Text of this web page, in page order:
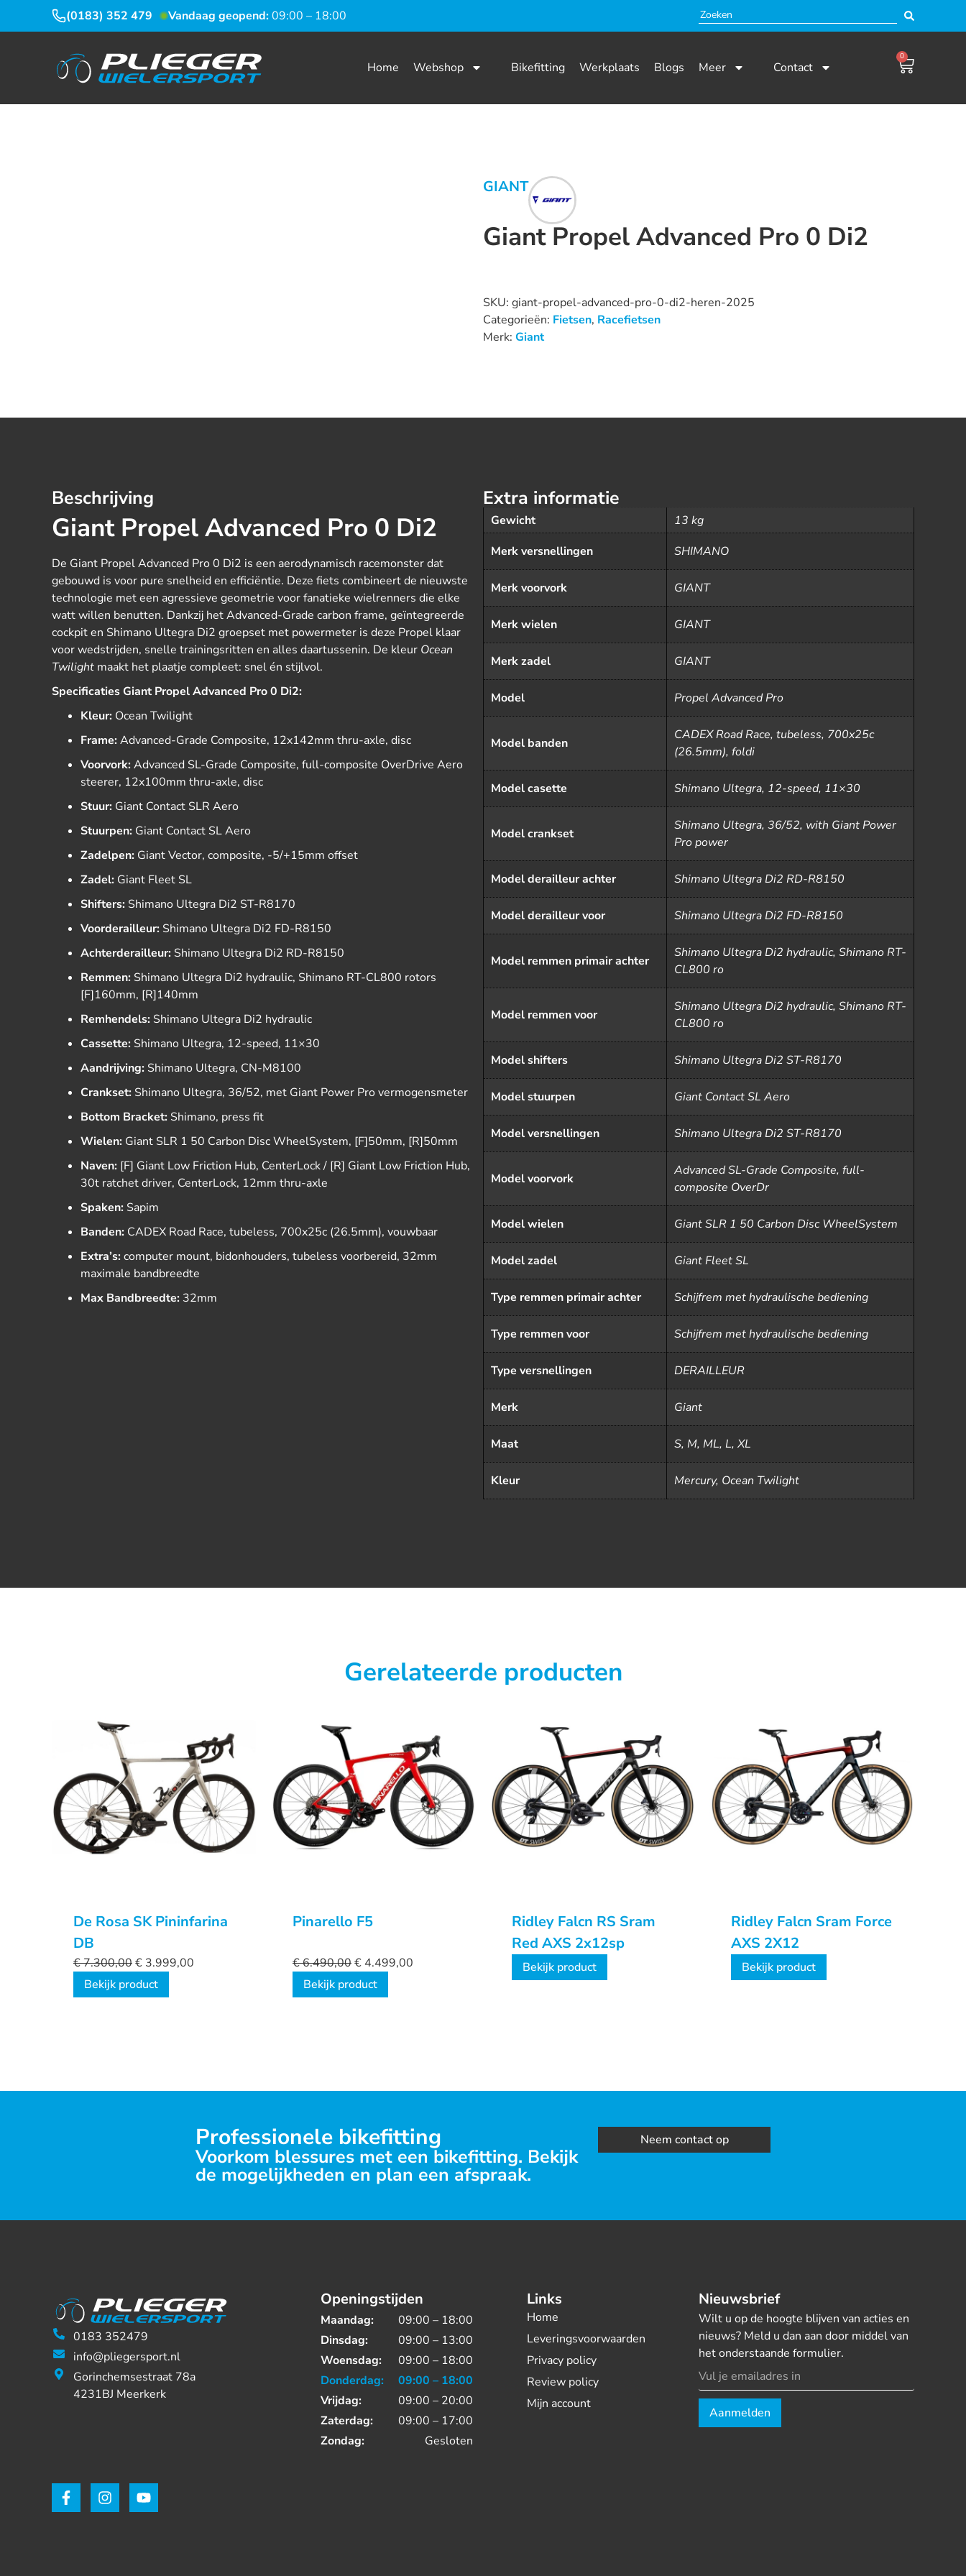
(0183) 352 479 Vandaag geopend:09:00 – 18:00
Home Webshop Bikefitting Werkplaats Blogs Meer Contact
0
GIANT
Giant Propel Advanced Pro 0 Di2
SKU: giant-propel-advanced-pro-0-di2-heren-2025
Categorieën: Fietsen, Racefietsen
Merk: Giant
Beschrijving
GiantPropel Advanced Pro 0 Di2
De Giant Propel Advanced Pro 0 Di2 is een aerodynamisch racemonster dat
gebouwd is voor pure snelheid en efficiëntie. Deze fiets combineert de nieuwste
technologie met een agressieve geometrie voor fanatieke wielrenners die elke
watt willen benutten. Dankzij het Advanced-Grade carbon frame, geïntegreerde
cockpit en Shimano Ultegra Di2 groepset met powermeter is deze Propel klaar
voor wedstrijden, snelle trainingsritten en alles daartussenin. De kleur Ocean
Twilight maakt het plaatje compleet: snel én stijlvol.
Specificaties Giant Propel Advanced Pro 0 Di2:
Kleur: Ocean Twilight
Frame: Advanced-Grade Composite, 12x142mm thru-axle, disc
Voorvork: Advanced SL-Grade Composite, full-composite OverDrive Aero
steerer, 12x100mm thru-axle, disc
Stuur: Giant Contact SLR Aero
Stuurpen: Giant Contact SL Aero
Zadelpen: Giant Vector, composite, -5/+15mm offset
Zadel: Giant Fleet SL
Shifters: Shimano Ultegra Di2 ST-R8170
Voorderailleur: Shimano Ultegra Di2 FD-R8150
Achterderailleur: Shimano Ultegra Di2 RD-R8150
Remmen: Shimano Ultegra Di2 hydraulic, Shimano RT-CL800 rotors
[F]160mm, [R]140mm
Remhendels: Shimano Ultegra Di2 hydraulic
Cassette: Shimano Ultegra, 12-speed, 11×30
Aandrijving: Shimano Ultegra, CN-M8100
Crankset: Shimano Ultegra, 36/52, met Giant Power Pro vermogensmeter
Bottom Bracket: Shimano, press fit
Wielen: Giant SLR 1 50 Carbon Disc WheelSystem, [F]50mm, [R]50mm
Naven: [F] Giant Low Friction Hub, CenterLock / [R] Giant Low Friction Hub,
30t ratchet driver, CenterLock, 12mm thru-axle
Spaken: Sapim
Banden: CADEX Road Race, tubeless, 700x25c (26.5mm), vouwbaar
Extra’s: computer mount, bidonhouders, tubeless voorbereid, 32mm
maximale bandbreedte
Max Bandbreedte: 32mm
Extra informatie
Gewicht
13 kg
Merk versnellingen
SHIMANO
Merk voorvork GIANT
Merk wielen GIANT
Merk zadel GIANT
Model Propel Advanced Pro
Model banden
CADEX Road Race, tubeless, 700x25c
(26.5mm), foldi
Model casette Shimano Ultegra, 12-speed, 11×30
Model crankset
Shimano Ultegra, 36/52, with Giant Power
Pro power
Model derailleur achter Shimano Ultegra Di2 RD-R8150
Model derailleur voor Shimano Ultegra Di2 FD-R8150
Model remmen primair achter
Shimano Ultegra Di2 hydraulic, Shimano RT-
CL800 ro
Model remmen voor
Shimano Ultegra Di2 hydraulic, Shimano RT-
CL800 ro
Model shifters Shimano Ultegra Di2 ST-R8170
Model stuurpen Giant Contact SL Aero
Model versnellingen Shimano Ultegra Di2 ST-R8170
Model voorvork
Advanced SL-Grade Composite, full-
composite OverDr
Model wielen Giant SLR 1 50 Carbon Disc WheelSystem
Model zadel Giant Fleet SL
Type remmen primair achter Schijfrem met hydraulische bediening
Type remmen voor Schijfrem met hydraulische bediening
Type versnellingen DERAILLEUR
Merk Giant
Maat S, M, ML, L, XL
Kleur Mercury, Ocean Twilight
Gerelateerde producten
De Rosa SK Pininfarina
DB
€7.300,00€ 3.999,00
Bekijk product
Pinarello F5
€6.490,00€ 4.499,00
Bekijk product
Ridley Falcn RS Sram
Red AXS 2x12sp
Bekijk product
Ridley Falcn Sram Force
AXS 2X12
Bekijk product
Professionele bikefitting
Voorkom blessures met een bikefitting. Bekijk
de mogelijkheden en plan een afspraak.
Neem contact op
0183 352479
info@pliegersport.nl
Gorinchemsestraat 78a
4231BJ Meerkerk
Openingstijden
Maandag:
09:00 – 18:00
Dinsdag:
09:00 – 13:00
Woensdag:
09:00 – 18:00
Donderdag:
09:00 – 18:00
Vrijdag:
09:00 – 20:00
Zaterdag:
09:00 – 17:00
Zondag:
Gesloten
Links
Home
Leveringsvoorwaarden
Privacy policy
Review policy
Mijn account
Nieuwsbrief
Wilt u op de hoogte blijven van acties en
nieuws? Meld u dan aan door middel van
het onderstaande formulier.
Aanmelden